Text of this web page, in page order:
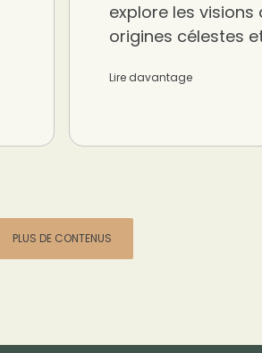
explore les visions
origines célestes
Lire davantage
PLUS DE CONTENUS